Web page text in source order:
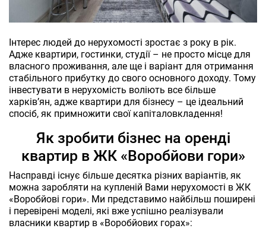
Інтерес людей до нерухомості зростає з року в рік.
Адже квартири, гостинки, студії – не просто місце для
власного проживання, але ще і варіант для отримання
стабільного прибутку до свого основного доходу. Тому
інвестувати в нерухомість воліють все більше
харків’ян, адже квартири для бізнесу – це ідеальний
спосіб, як примножити свої капіталовкладення!
Як зробити бізнес на оренді
квартир в ЖК «Воробйови гори»
Насправді існує більше десятка різних варіантів, як
можна заробляти на купленій Вами нерухомості в ЖК
«Воробйові гори». Ми представимо найбільш поширені
і перевірені моделі, які вже успішно реалізували
власники квартир в «Воробйових горах»: